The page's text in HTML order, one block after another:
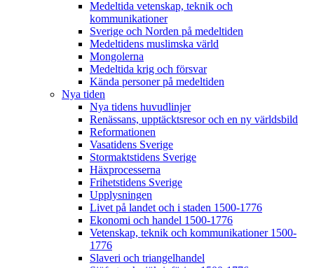
Medeltida vetenskap, teknik och
kommunikationer
Sverige och Norden på medeltiden
Medeltidens muslimska värld
Mongolerna
Medeltida krig och försvar
Kända personer på medeltiden
Nya tiden
Nya tidens huvudlinjer
Renässans, upptäcktsresor och en ny världsbild
Reformationen
Vasatidens Sverige
Stormaktstidens Sverige
Häxprocesserna
Frihetstidens Sverige
Upplysningen
Livet på landet och i staden 1500-1776
Ekonomi och handel 1500-1776
Vetenskap, teknik och kommunikationer 1500-
1776
Slaveri och triangelhandel